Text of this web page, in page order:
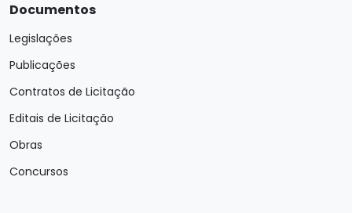
Documentos
Legislações
Publicações
Contratos de Licitação
Editais de Licitação
Obras
Concursos